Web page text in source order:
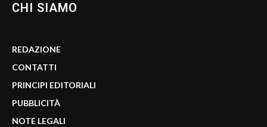
CHI SIAMO
REDAZIONE
CONTATTI
PRINCIPI EDITORIALI
PUBBLICITÀ
NOTE LEGALI